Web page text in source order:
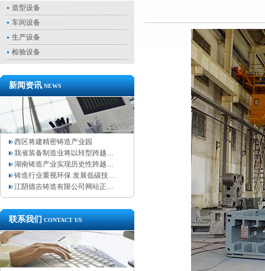
造型设备
车间设备
生产设备
检验设备
新闻资讯 NEWS
西区将建精密铸造产业园
我省装备制造业将以转型跨越…
湖南铸造产业实现历史性跨越…
铸造行业重视环保 发展低碳技…
江阴德吉铸造有限公司网站正…
联系我们 CONTACT US